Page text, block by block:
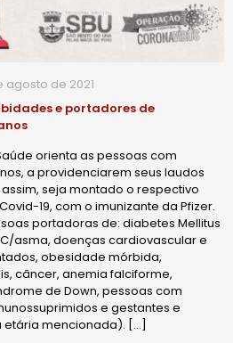
agosto de 2021
e portadores de
orienta as pessoas com
a providenciarem seus laudos
seja montado o respectivo
19, com o imunizante da Pfizer.
portadoras de: diabetes Mellitus
asma, doenças cardiovascular e
obesidade mórbida,
câncer, anemia falciforme,
de Down, pessoas com
e gestantes e
mencionada). […]